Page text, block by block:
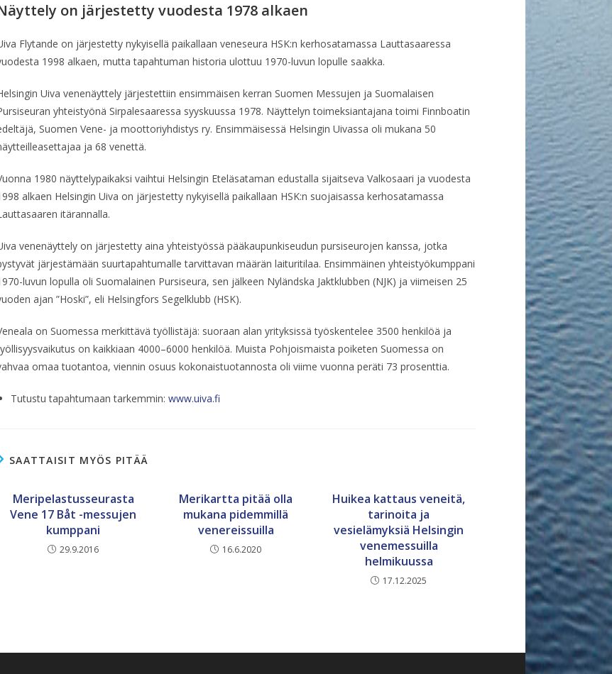
on järjestetty vuodesta 1978 alkaen
Flytande on järjestetty nykyisellä paikallaan veneseura HSK:n kerhosatamassa Lauttasaaressa
1998 alkaen, mutta tapahtuman historia ulottuu 1970-luvun lopulle saakka.
Uiva venenäyttely järjestettiin ensimmäisen kerran Suomen Messujen ja Suomalaisen
yhteistyönä Sirpalesaaressa syyskuussa 1978. Näyttelyn toimeksiantajana toimi Finnboatin
Suomen Vene- ja moottoriyhdistys ry. Ensimmäisessä Helsingin Uivassa oli mukana 50
ja 68 venettä.
1980 näyttelypaikaksi vaihtui Helsingin Eteläsataman edustalla sijaitseva Valkosaari ja vuodesta
alkaen Helsingin Uiva on järjestetty nykyisellä paikallaan HSK:n suojaisassa kerhosatamassa
itärannalla.
venenäyttely on järjestetty aina yhteistyössä pääkaupunkiseudun pursiseurojen kanssa, jotka
järjestämään suurtapahtumalle tarvittavan määrän laituritilaa. Ensimmäinen yhteistyökumppani
luvun lopulla oli Suomalainen Pursiseura, sen jälkeen Nyländska Jaktklubben (NJK) ja viimeisen 25
ajan ”Hoski”, eli Helsingfors Segelklubb (HSK).
on Suomessa merkittävä työllistäjä: suoraan alan yrityksissä työskentelee 3500 henkilöä ja
on kaikkiaan 4000–6000 henkilöä. Muista Pohjoismaista poiketen Suomessa on
omaa tuotantoa, viennin osuus kokonaistuotannosta oli viime vuonna peräti 73 prosenttia.
Tutustu tapahtumaan tarkemmin: www.uiva.fi
SAATTAISIT MYÖS PITÄÄ
Meripelastusseurasta
Vene 17 Båt -messujen
kumppani
29.9.2016
Merikartta pitää olla
mukana pidemmillä
venereissuilla
16.6.2020
Huikea kattaus veneitä,
tarinoita ja
vesielämyksiä Helsingin
venemessuilla
helmikuussa
17.12.2025